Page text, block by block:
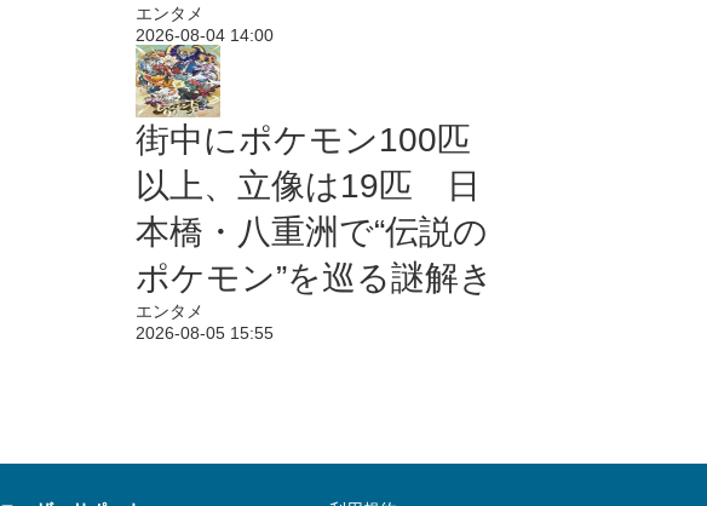
エンタメ
2026-08-04 14:00
街中にポケモン100匹
以上、立像は19匹 日
本橋・八重洲で“伝説の
ポケモン”を巡る謎解き
エンタメ
2026-08-05 15:55